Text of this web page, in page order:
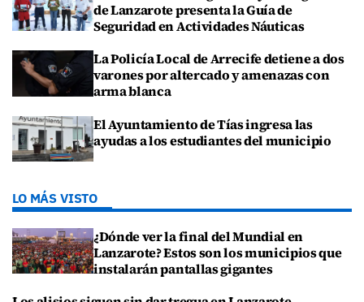
de Lanzarote presenta la Guía de
Seguridad en Actividades Náuticas
La Policía Local de Arrecife detiene a dos
varones por altercado y amenazas con
arma blanca
El Ayuntamiento de Tías ingresa las
ayudas a los estudiantes del municipio
LO MÁS VISTO
¿Dónde ver la final del Mundial en
Lanzarote? Estos son los municipios que
instalarán pantallas gigantes